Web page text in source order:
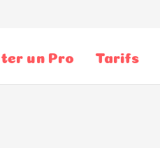
un Pro Tarifs